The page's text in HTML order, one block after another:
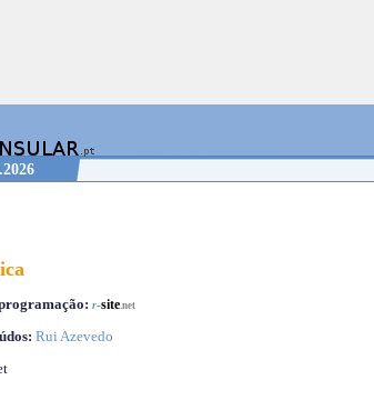
r-site.net
Rui Azevedo